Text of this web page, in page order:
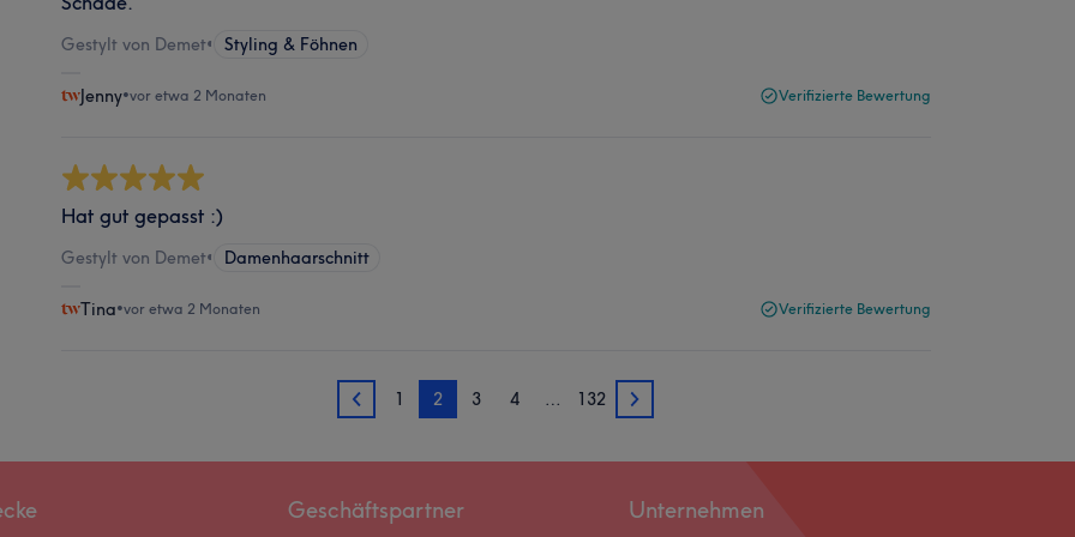
Gestylt von Demet• Styling & Föhnen
Jenny•vor etwa 2 Monaten Verifizierte Bewertung
Hat gut gepasst :)
Gestylt von Demet• Damenhaarschnitt
Tina•vor etwa 2 Monaten Verifizierte Bewertung
1 1 2 3 4 … 132 3
Geschäftspartner Unternehmen